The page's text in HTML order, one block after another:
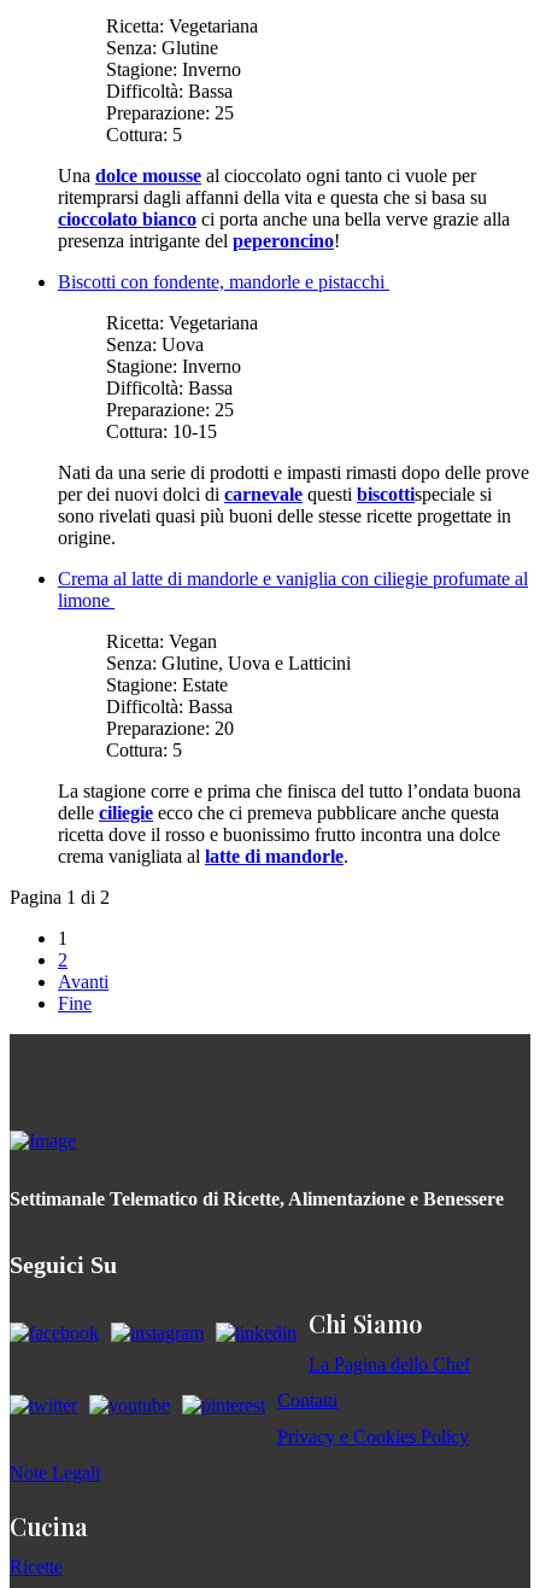
Ricetta: Vegetariana
Senza: Glutine
Stagione: Inverno
Difficoltà: Bassa
Preparazione: 25
Cottura: 5
Una dolce mousse al cioccolato ogni tanto ci vuole per
ritemprarsi dagli affanni della vita e questa che si basa su
cioccolato bianco ci porta anche una bella verve grazie alla
presenza intrigante del peperoncino!
Biscotti con fondente, mandorle e pistacchi
Ricetta: Vegetariana
Senza: Uova
Stagione: Inverno
Difficoltà: Bassa
Preparazione: 25
Cottura: 10-15
Nati da una serie di prodotti e impasti rimasti dopo delle prove
per dei nuovi dolci di carnevale questi biscottispeciale si
sono rivelati quasi più buoni delle stesse ricette progettate in
origine.
Crema al latte di mandorle e vaniglia con ciliegie profumate al
limone
Ricetta: Vegan
Senza: Glutine, Uova e Latticini
Stagione: Estate
Difficoltà: Bassa
Preparazione: 20
Cottura: 5
La stagione corre e prima che finisca del tutto l’ondata buona
delle ciliegie ecco che ci premeva pubblicare anche questa
ricetta dove il rosso e buonissimo frutto incontra una dolce
crema vanigliata al latte di mandorle.
Pagina 1 di 2
1
2
Avanti
Fine
Settimanale Telematico di Ricette, Alimentazione e Benessere
Seguici Su
Chi Siamo
La Pagina dello Chef
Contatti
Privacy e Cookies Policy
Note Legali
Cucina
Ricette